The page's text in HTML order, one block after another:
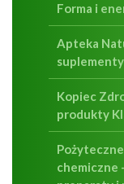
Forma i
Apteka
suplementy
Kopiec
produkty
chemiczne